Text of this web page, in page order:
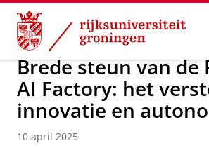
Skip
Content
Skip
Navigation
Over ons Actueel Nieuws
Brede steun van de
AI Factory: het
innovatie en
10 april 2025